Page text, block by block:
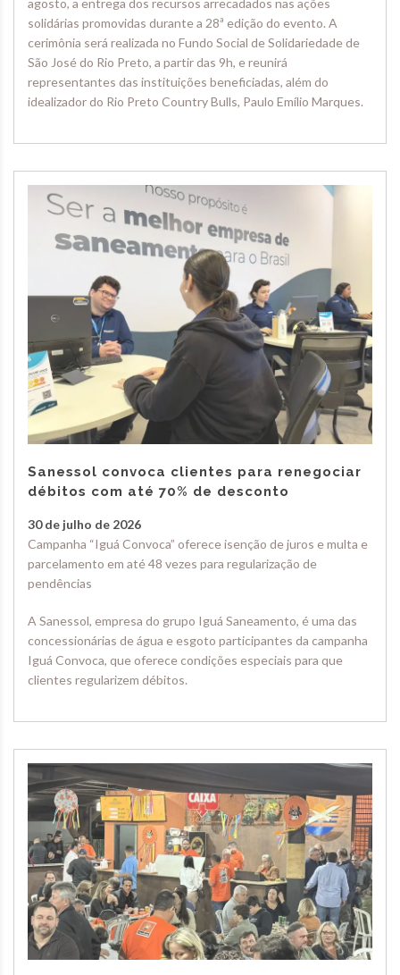
agosto, a entrega dos recursos arrecadados nas ações
solidárias promovidas durante a 28ª edição do evento. A
cerimônia será realizada no Fundo Social de Solidariedade de
São José do Rio Preto, a partir das 9h, e reunirá
representantes das instituições beneficiadas, além do
idealizador do Rio Preto Country Bulls, Paulo Emílio Marques.
Sanessol convoca clientes para renegociar
débitos com até 70% de desconto
30 de julho de 2026
Campanha “Iguá Convoca” oferece isenção de juros e multa e
parcelamento em até 48 vezes para regularização de
pendências
A Sanessol, empresa do grupo Iguá Saneamento, é uma das
concessionárias de água e esgoto participantes da campanha
Iguá Convoca, que oferece condições especiais para que
clientes regularizem débitos.